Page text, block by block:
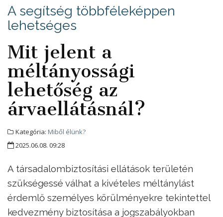
A segítség többféleképpen
lehetséges
Mit jelent a
méltányossági
lehetőség az
árvaellátásnál?
Kategória: Miből élünk?
2025.06.08. 09:28
A társadalombiztosítási ellátások területén
szükségessé válhat a kivételes méltánylást
érdemlő személyes körülményekre tekintettel
kedvezmény biztosítása a jogszabályokban